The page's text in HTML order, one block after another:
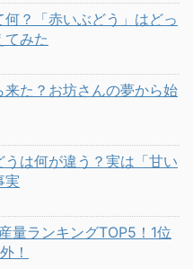
？「赤いぶどう」はどっ
てみた
た？お坊さんの夢から始
は何が違う？実は「甘い
実
量ランキングTOP5！1位
！